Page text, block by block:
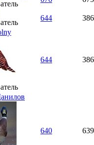
644
386
644 386
640 639